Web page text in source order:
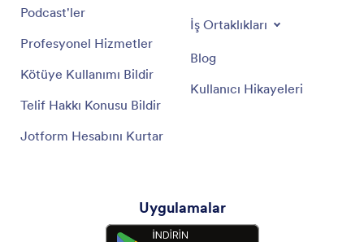
Podcast'ler
Profesyonel Hizmetler
Kötüye Kullanımı Bildir
Telif Hakkı Konusu Bildir
Jotform Hesabını Kurtar
İş Ortaklıkları
Blog
Kullanıcı Hikayeleri
Uygulamalar